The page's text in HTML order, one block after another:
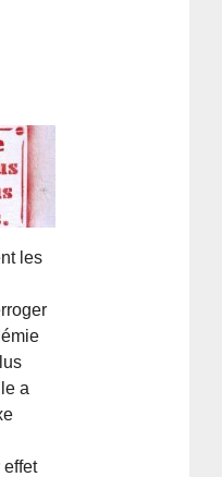
les
a
effet